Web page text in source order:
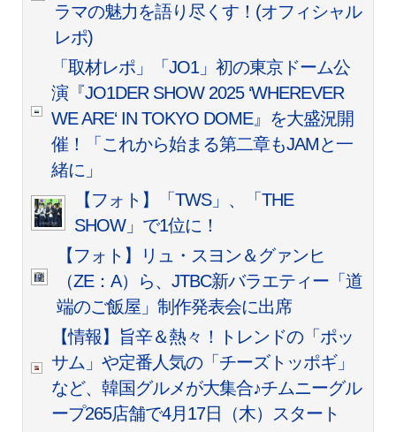
ラマの魅力を語り尽くす！(オフィシャル
レポ)
「取材レポ」「JO1」初の東京ドーム公
演『JO1DER SHOW 2025 ‘WHEREVER
WE ARE‘ IN TOKYO DOME』を大盛況開
催！「これから始まる第二章もJAMと一
緒に」
【フォト】「TWS」、「THE
SHOW」で1位に！
【フォト】リュ・スヨン＆グァンヒ
（ZE：A）ら、JTBC新バラエティー「道
端のご飯屋」制作発表会に出席
【情報】旨辛＆熱々！トレンドの「ポッ
サム」や定番人気の「チーズトッポギ」
など、韓国グルメが大集合♪チムニーグル
ープ265店舗で4月17日（木）スタート